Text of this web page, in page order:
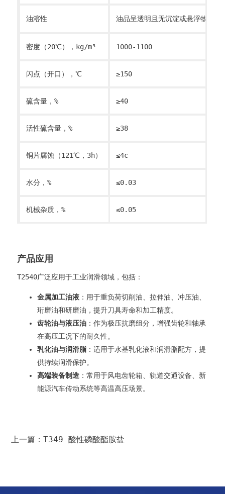
油溶性 油品呈透明且无沉淀或悬浮物
密度（20℃），kg/m³ 1000-1100
闪点（开口），℃ ≥150
硫含量，% ≥40
活性硫含量，% ≥38
铜片腐蚀（121℃，3h） ≤4c
水分，% ≤0.03
机械杂质，% ≤0.05
产品应用
T2540广泛应用于工业润滑领域，包括：
金属加工油液 ​：用于重负荷切削油、拉伸油、冲压油、
珩磨油和研磨油，提升刀具寿命和加工精度。
齿轮油与液压油 ​：作为极压抗磨组分，增强齿轮和轴承
在高压工况下的耐久性。
乳化油与润滑脂 ​：适用于水基乳化液和润滑脂配方，提
供持续润滑保护。
高端装备制造 ​：常用于风电齿轮箱、轨道交通设备、新
能源汽车传动系统等高温高压场景。
上一篇：T349 酸性磷酸酯胺盐